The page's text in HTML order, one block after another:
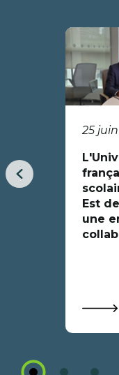
25
Est
une
Item
précédent